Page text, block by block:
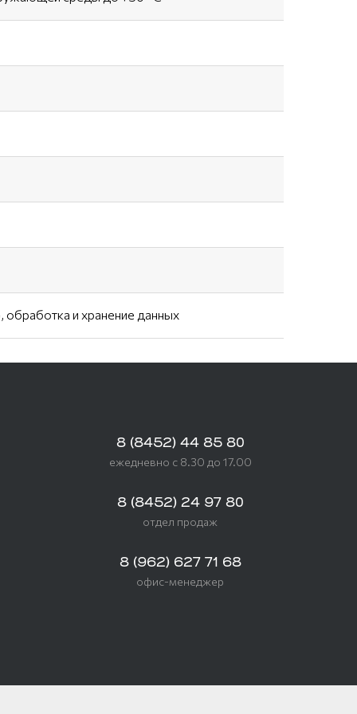
и хранение данных
8 (8452) 44 85 80
ежедневно с 8.30 до 17.00
8 (8452) 24 97 80
отдел продаж
8 (962) 627 71 68
офис-менеджер